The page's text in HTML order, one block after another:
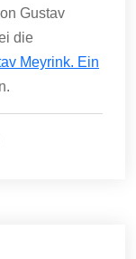
Gustav
die
Meyrink. Ein